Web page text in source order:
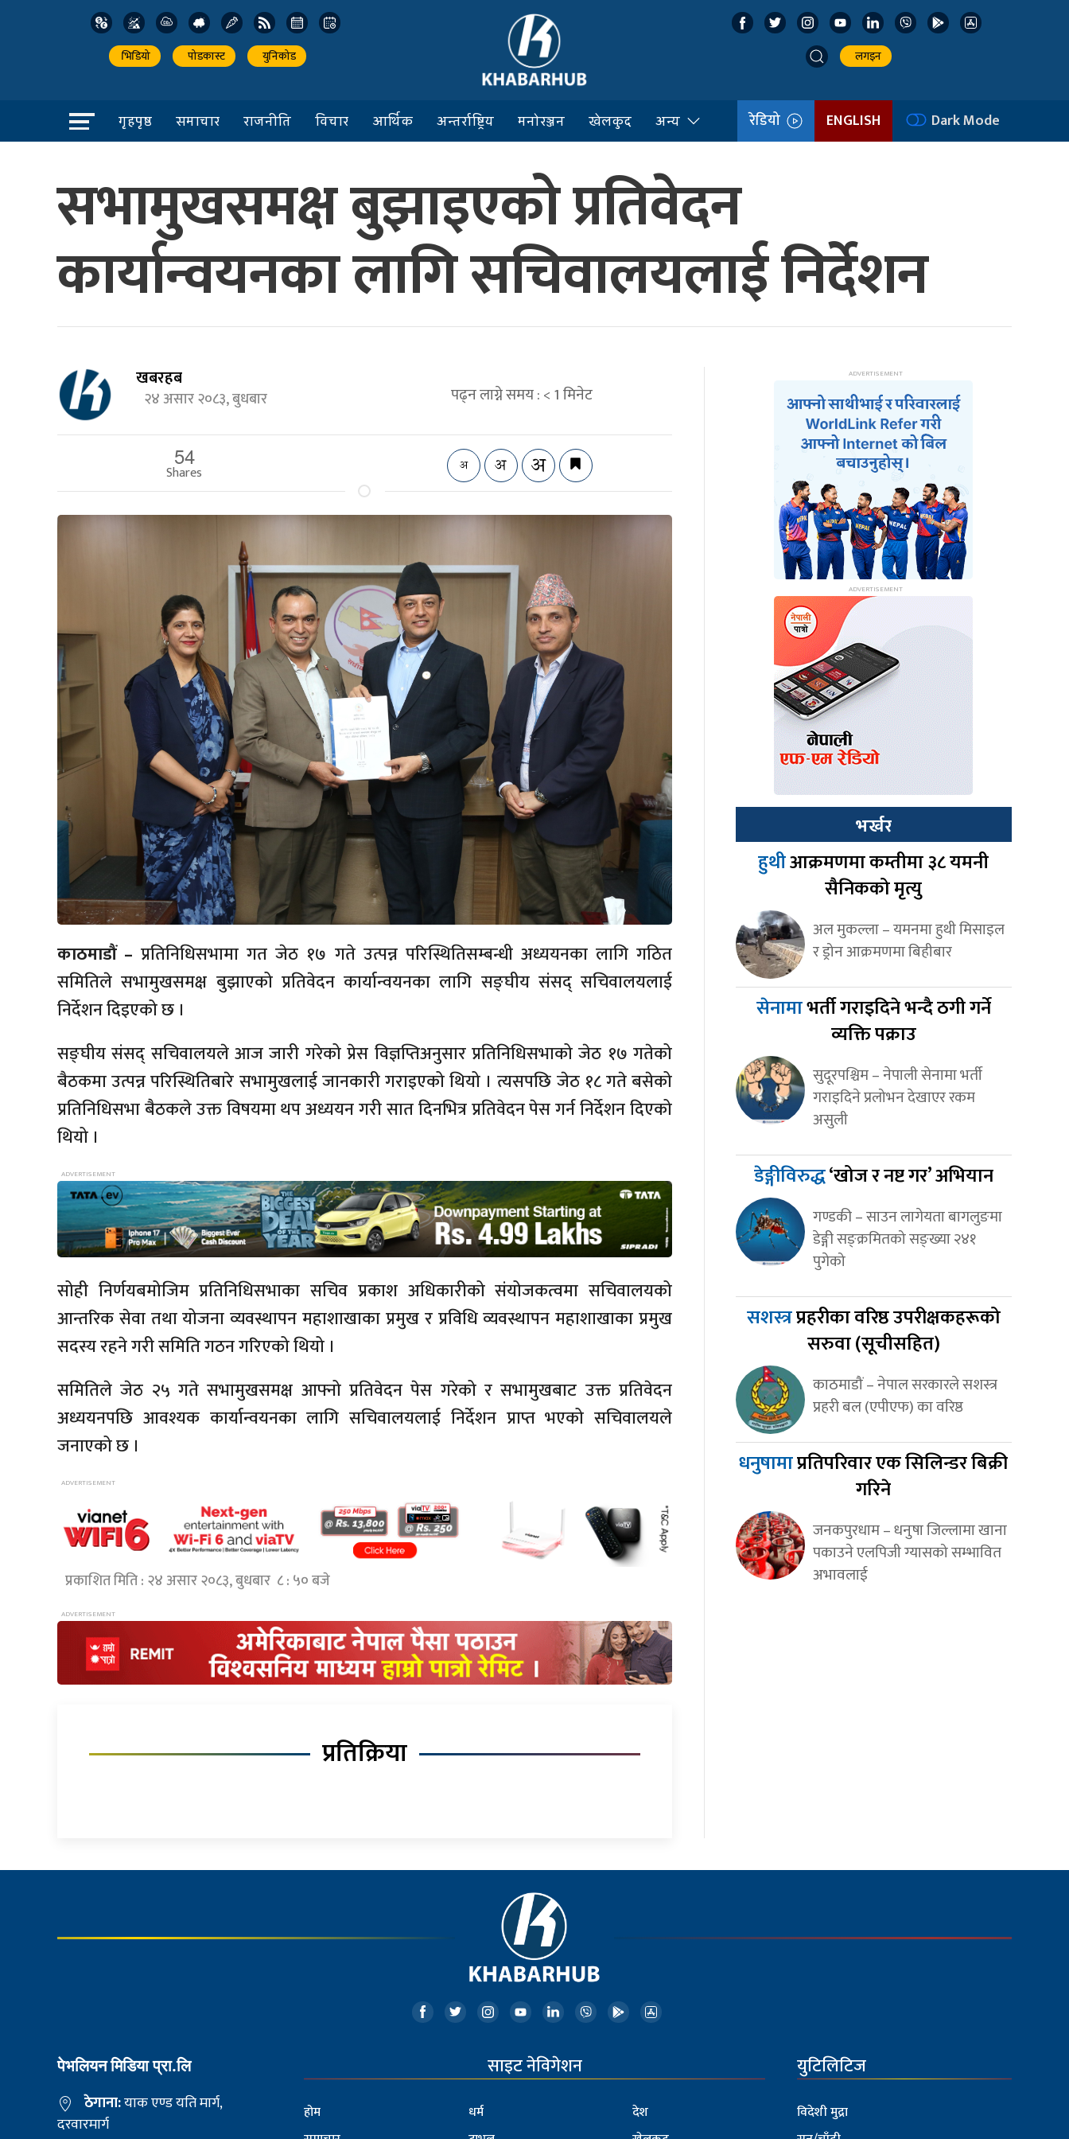
भिडियो पोडकास्ट युनिकोड लगइन
गृहपृष्ठ समाचार राजनीति विचार आर्थिक अन्तर्राष्ट्रिय मनोरञ्जन खेलकुद अन्य रेडियो ENGLISH Dark Mode
सभामुखसमक्ष बुझाइएको प्रतिवेदन
कार्यान्वयनका लागि सचिवालयलाई निर्देशन
खबरहब
२४ असार २०८३, बुधबार पढ्न लाग्ने समय :< 1मिनेट
54
Shares
काठमाडौं – प्रतिनिधिसभामा गत जेठ १७ गते उत्पन्न परिस्थितिसम्बन्धी अध्ययनका लागि गठित
समितिले सभामुखसमक्ष बुझाएको प्रतिवेदन कार्यान्वयनका लागि सङ्घीय संसद् सचिवालयलाई
निर्देशन दिइएको छ ।
सङ्घीय संसद् सचिवालयले आज जारी गरेको प्रेस विज्ञप्तिअनुसार प्रतिनिधिसभाको जेठ १७ गतेको
बैठकमा उत्पन्न परिस्थितिबारे सभामुखलाई जानकारी गराइएको थियो । त्यसपछि जेठ १८ गते बसेको
प्रतिनिधिसभा बैठकले उक्त विषयमा थप अध्ययन गरी सात दिनभित्र प्रतिवेदन पेस गर्न निर्देशन दिएको
थियो ।
सोही निर्णयबमोजिम प्रतिनिधिसभाका सचिव प्रकाश अधिकारीको संयोजकत्वमा सचिवालयको
आन्तरिक सेवा तथा योजना व्यवस्थापन महाशाखाका प्रमुख र प्रविधि व्यवस्थापन महाशाखाका प्रमुख
सदस्य रहने गरी समिति गठन गरिएको थियो ।
समितिले जेठ २५ गते सभामुखसमक्ष आफ्नो प्रतिवेदन पेस गरेको र सभामुखबाट उक्त प्रतिवेदन
अध्ययनपछि आवश्यक कार्यान्वयनका लागि सचिवालयलाई निर्देशन प्राप्त भएको सचिवालयले
जनाएको छ ।
प्रकाशित मिति : २४ असार २०८३, बुधबार ८ : ५० बजे
प्रतिक्रिया
भर्खर
हुथीआक्रमणमा कम्तीमा ३८ यमनी
सैनिकको मृत्यु
अल मुकल्ला – यमनमा हुथी मिसाइल
र ड्रोन आक्रमणमा बिहीबार
सेनामाभर्ती गराइदिने भन्दै ठगी गर्ने
व्यक्ति पक्राउ
सुदूरपश्चिम – नेपाली सेनामा भर्ती
गराइदिने प्रलोभन देखाएर रकम
असुली
डेङ्गीविरुद्ध‘खोज र नष्ट गर’ अभियान
गण्डकी – साउन लागेयता बागलुङमा
डेङ्गी सङ्क्रमितको सङ्ख्या २४१
पुगेको
सशस्त्रप्रहरीका वरिष्ठ उपरीक्षकहरूको
सरुवा (सूचीसहित)
काठमाडौं – नेपाल सरकारले सशस्त्र
प्रहरी बल (एपीएफ) का वरिष्ठ
धनुषामाप्रतिपरिवार एक सिलिन्डर बिक्री
गरिने
जनकपुरधाम – धनुषा जिल्लामा खाना
पकाउने एलपिजी ग्यासको सम्भावित
अभावलाई
पेभलियन मिडिया प्रा.लि
ठेगाना:याक एण्ड यति मार्ग,
दरवारमार्ग
साइट नेविगेशन
होम
धर्म
देश
युटिलिटिज
विदेशी मुद्रा